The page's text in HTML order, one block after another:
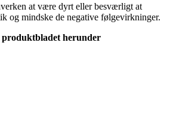
at være dyrt eller besværligt at
og mindske de negative følgevirkninger.
produktbladet herunder